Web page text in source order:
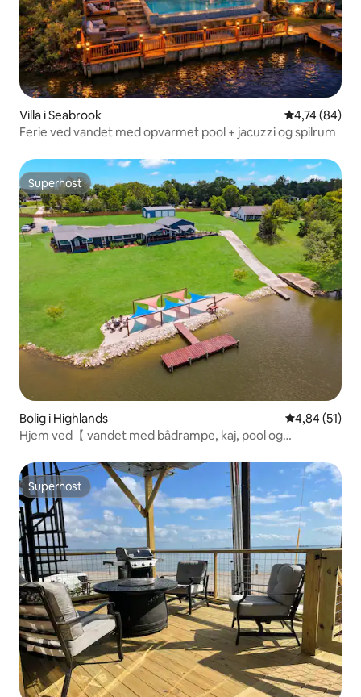
Villa i Seabrook 4,74 ud af 5 i
4,74 (84)
Ferie ved vandet med opvarmet pool + jacuzzi og spilrum
Superhost
Superhost
Bolig i Highlands 4,84 ud af 5
4,84 (51)
Hjem ved【 vandet med bådrampe, kaj, pool og
Superhost
Superhost